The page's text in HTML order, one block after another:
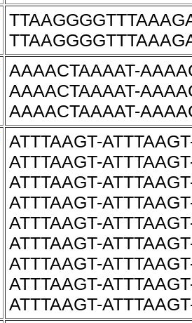
AAAACTAAAAT-
AAAACTAAAAT-
AAAACTAAAAT-
ATTTAAGT-
ATTTAAGT-
ATTTAAGT-
ATTTAAGT-
ATTTAAGT-
ATTTAAGT-
ATTTAAGT-
ATTTAAGT-
ATTTAAGT-